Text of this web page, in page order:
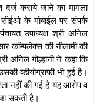
दर्ज कराये जाने का मामला
के मोबाईल पर संपर्क
उपाध्यक्ष श्री अनिल
कॉम्पलेक्स की नीलामी की
अनिल गोल्हानी ने कहा कि
व्डीयोग्राफी भी हुई है।
नहीं की गई है यह आरोप व
सकती है।